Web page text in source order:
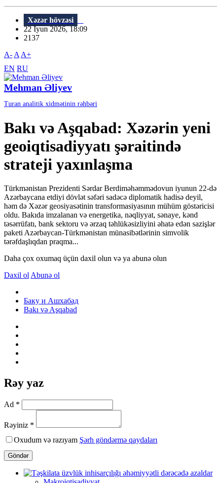
Xəzər hövzəsi
22 İyun 2026, 18:09
2137
A- A A+
EN RU
Mehman Əliyev
Turan analitik xidmətinin rəhbəri
Bakı və Aşqabad: Xəzərin yeni
geoiqtisadiyyatı şəraitində
strateji yaxınlaşma
Türkmənistan Prezidenti Sərdar Berdiməhəmmədovun iyunun 22-də
Azərbaycana etdiyi dövlət səfəri sadəcə diplomatik hadisə deyil,
həm də Xəzər geosiyasətinin transformasiyasının mühüm göstəricisi
oldu. Bakıda imzalanan və energetika, nəqliyyat, sənaye, kənd
təsərrüfatı, bank sektoru və ərzaq təhlükəsizliyini əhatə edən sazişlər
paketi Azərbaycan-Türkmənistan münasibətlərinin simvolik
tərəfdaşlıqdan praqma...
Daha çox oxumaq üçün daxil olun və ya abunə olun
Daxil ol Abunə ol
Баку и Ашхабад
Bakı və Aşqabad
Rəy yaz
Ad *
Rəyiniz *
Oxudum və razıyam Şərh göndərmə qaydaları
Göndər